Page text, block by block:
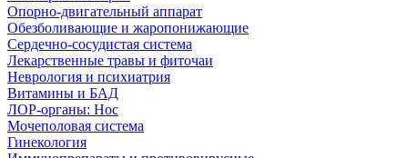
Опорно-двигательный аппарат
Обезболивающие и жаропонижающие
Сердечно-сосудистая система
Лекарственные травы и фиточаи
Неврология и психиатрия
Витамины и БАД
ЛОР-органы: Нос
Мочеполовая система
Гинекология